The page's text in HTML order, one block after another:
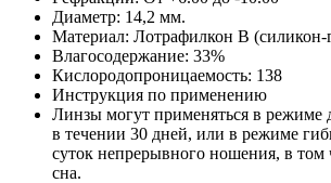
Диаметр: 14,2 мм.
Материал: Лотрафилкон В (силикон-
Влагосодержание: 33%
Кислородопроницаемость: 138
Инструкция по применению
Линзы могут применяться в режиме
в течении 30 дней, или в режиме
суток непрерывного ношения, в том
сна.